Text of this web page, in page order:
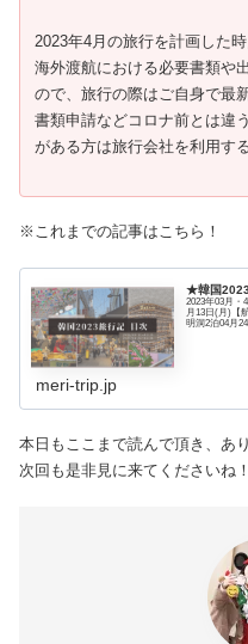
2023年4月の旅行を計画した時
海外渡航における必要書類や
ので、旅行の際はご自身で最
書類申請などコロナ前とは違
がある方は旅行会社を利用す
※これまでの記事はこちら！
★韓国
2023年03月・
月13日(月)【
明洞2泊04月
meri-trip.jp
本日もここまで読んで頂き、あ
次回も是非見に来てくださいね！